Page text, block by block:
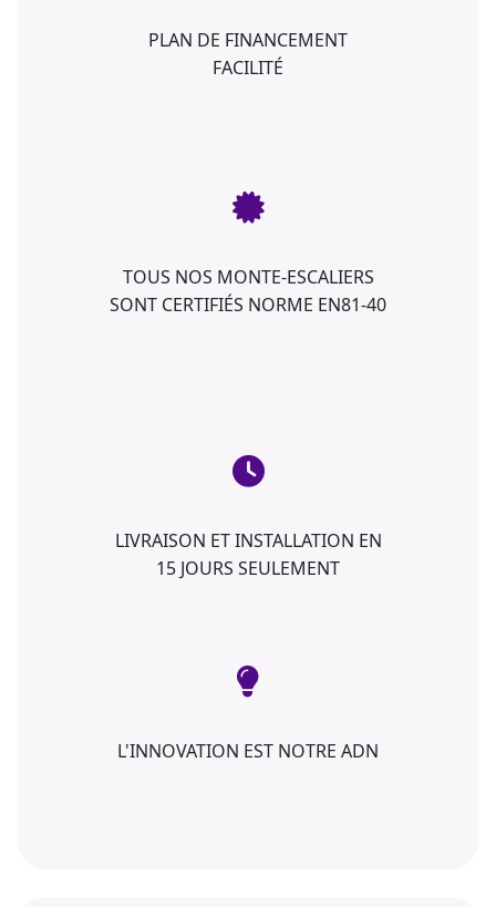
PLAN DE FINANCEMENT
FACILITÉ
TOUS NOS MONTE-ESCALIERS
SONT CERTIFIÉS NORME EN81-40
LIVRAISON ET INSTALLATION EN
15 JOURS SEULEMENT
L'INNOVATION EST NOTRE ADN